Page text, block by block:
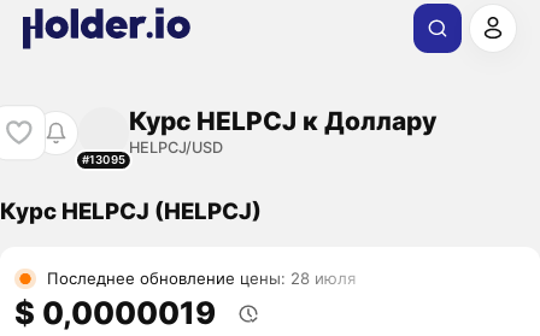
#13095
Курс HELPCJ к Доллару
HELPCJ/USD
Курс HELPCJ (HELPCJ)
Последнее обновление цены: 28 июля
$ 0,0000019